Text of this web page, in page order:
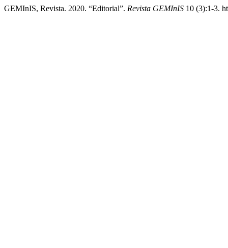
GEMInIS, Revista. 2020. “Editorial”. Revista GEMInIS 10 (3):1-3.